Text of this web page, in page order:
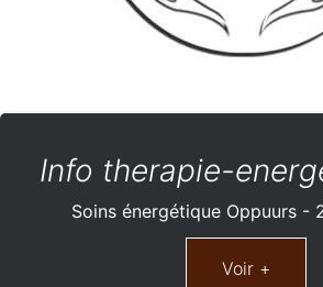
Info therapie-
Soins énergétique Oppuurs -